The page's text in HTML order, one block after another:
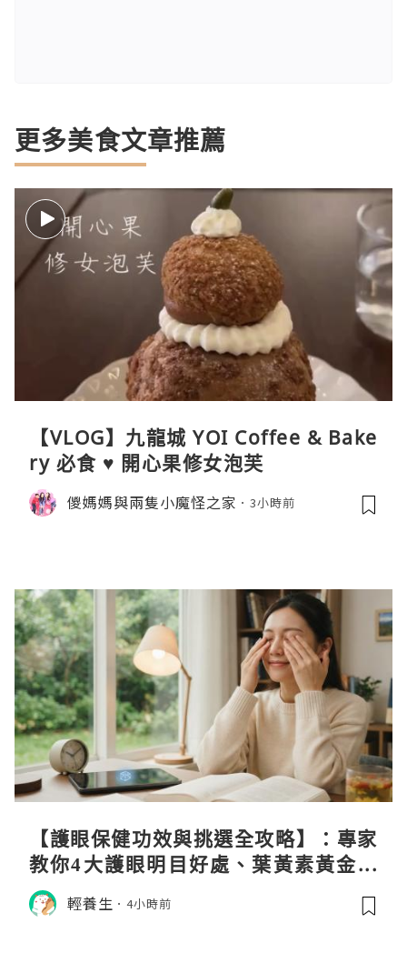
更多美食文章推薦
【VLOG】九龍城 YOI Coffee & Bake
ry 必食 ♥ 開心果修女泡芙
儍媽媽與兩隻小魔怪之家 3小時前
【護眼保健功效與挑選全攻略】：專家
教你4大護眼明目好處、葉黃素黃金比
例與挑選秘訣
輕養生 4小時前